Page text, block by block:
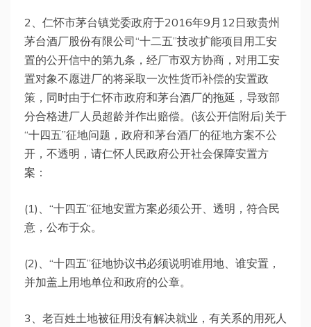
2、仁怀市茅台镇党委政府于2016年9月12日致贵州
茅台酒厂股份有限公司“十二五”技改扩能项目用工安
置的公开信中的第九条，经厂市双方协商，对用工安
置对象不愿进厂的将采取一次性货币补偿的安置政
策，同时由于仁怀市政府和茅台酒厂的拖延，导致部
分合格进厂人员超龄并作出赔偿。(该公开信附后)关于
“十四五”征地问题，政府和茅台酒厂的征地方案不公
开，不透明，请仁怀人民政府公开社会保障安置方
案：
(1)、“十四五”征地安置方案必须公开、透明，符合民
意，公布于众。
(2)、“十四五”征地协议书必须说明谁用地、谁安置，
并加盖上用地单位和政府的公章。
3、老百姓土地被征用没有解决就业，有关系的用死人